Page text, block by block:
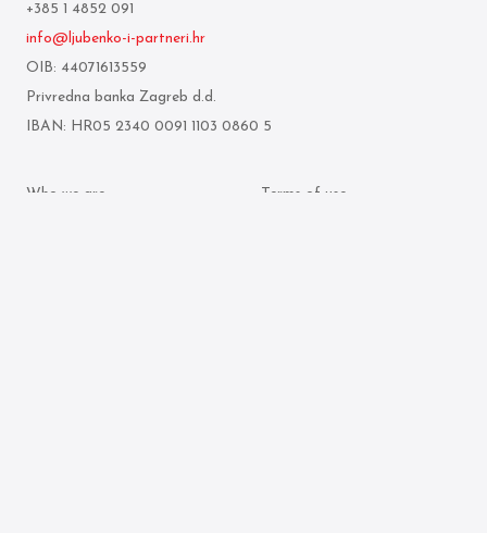
+385 1 4852 091
info@ljubenko-i-partneri.hr
OIB: 44071613559
Privredna banka Zagreb d.d.
IBAN: HR05 2340 0091 1103 0860 5
Who we are Terms of use